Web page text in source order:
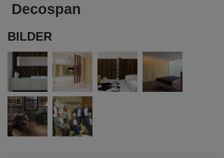
Decospan
BILDER